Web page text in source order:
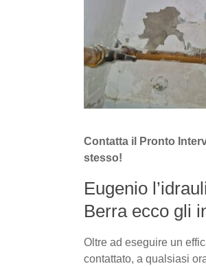
Contatta il Pronto
stesso!
Eugenio
Berra ecco gli
Oltre ad eseguire un
contattato, a qualsiasi